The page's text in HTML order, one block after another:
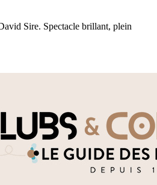
Sire. Spectacle brillant, plein